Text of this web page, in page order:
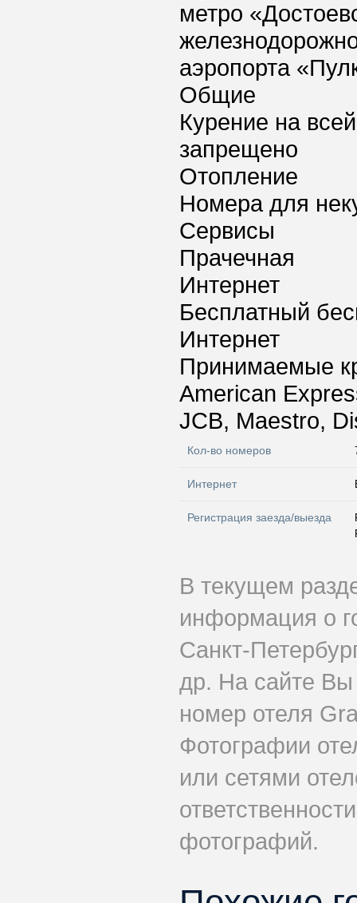
метро
аэропорта
Общие
Курение на
запрещено
Отопление
Номера для
Сервисы
Прачечная
Интернет
Бесплатный
Интернет
Принимаемые
American
JCB, Maestro,
Кол-во номеров
Интернет
Регистрация заезда/выезда
В текущем
информация о
Санкт-
др. На сайте Вы
номер отеля
Фотографии
или сетями
фотографий.